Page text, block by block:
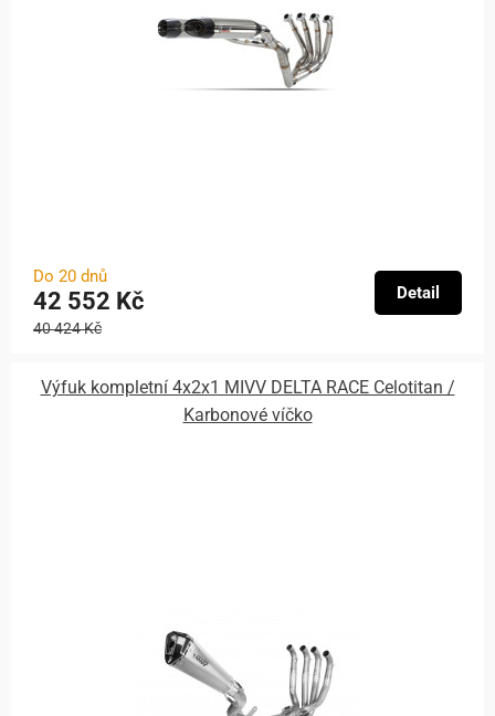
Do 20 dnů
42 552 Kč
40 424 Kč
Detail
Výfuk kompletní 4x2x1 MIVV DELTA RACE Celotitan /
Karbonové víčko